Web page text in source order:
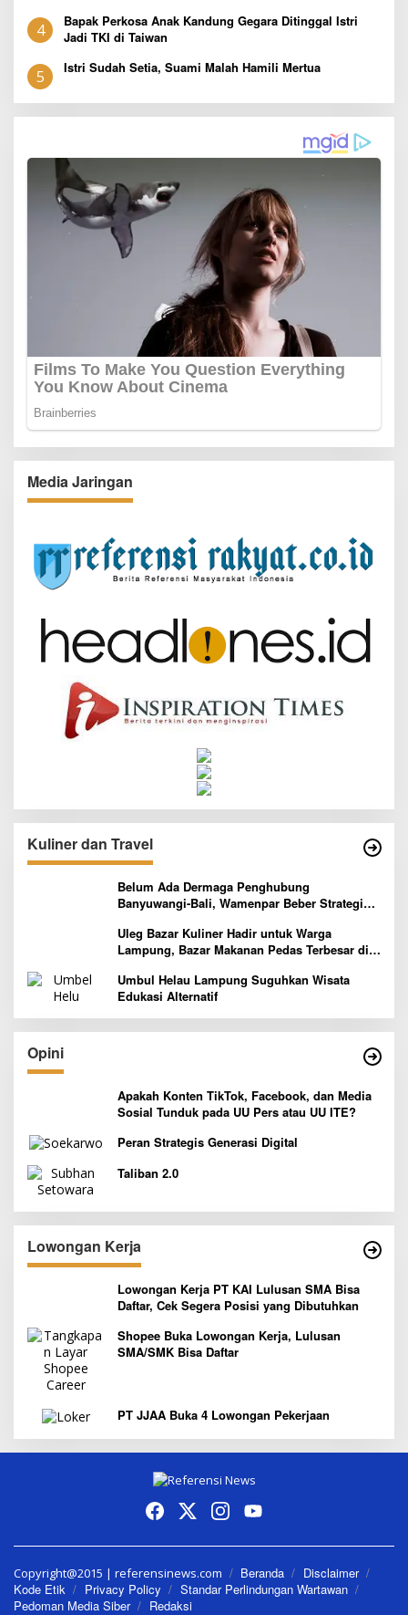
4
Bapak Perkosa Anak Kandung Gegara Ditinggal Istri
Jadi TKI di Taiwan
5 Istri Sudah Setia, Suami Malah Hamili Mertua
Media Jaringan
Kuliner dan Travel
Belum Ada Dermaga Penghubung
Banyuwangi-Bali, Wamenpar Beber Strategi
Uleg Bazar Kuliner Hadir untuk Warga
Lampung, Bazar Makanan Pedas Terbesar di
Umbul Helau Lampung Suguhkan Wisata
Edukasi Alternatif
Opini
Apakah Konten TikTok, Facebook, dan Media
Sosial Tunduk pada UU Pers atau UU ITE?
Peran Strategis Generasi Digital
Taliban 2.0
Lowongan Kerja
Lowongan Kerja PT KAI Lulusan SMA Bisa
Daftar, Cek Segera Posisi yang Dibutuhkan
Shopee Buka Lowongan Kerja, Lulusan
SMA/SMK Bisa Daftar
PT JJAA Buka 4 Lowongan Pekerjaan
Copyright@2015 | referensinews.com Beranda
Disclaimer
Kode Etik
Privacy Policy
Standar Perlindungan Wartawan
Pedoman Media Siber
Redaksi